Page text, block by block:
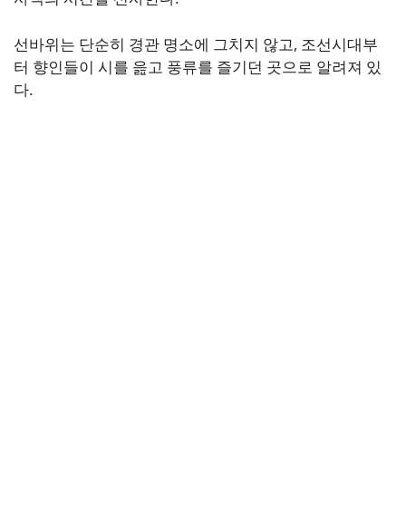
선바위는 단순히 경관 명소에 그치지 않고, 조선시대부
터 향인들이 시를 읊고 풍류를 즐기던 곳으로 알려져 있
다.